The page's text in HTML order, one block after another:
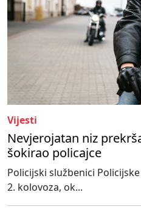
Vijesti
Nevjerojatan niz
šokirao policajce
Policijski službenici
2. kolovoza, ok...